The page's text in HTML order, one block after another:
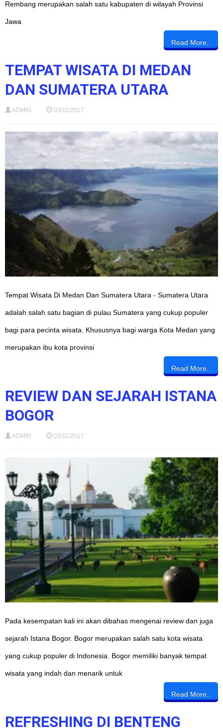
Rembang merupakan salah satu kabupaten di wilayah Provinsi
Jawa
Read More..
TEMPAT WISATA DI MEDAN
DAN SUMATERA UTARA
ADMIN 03/11/2017
Tempat Wisata Di Medan Dan Sumatera Utara - Sumatera Utara
adalah salah satu bagian di pulau Sumatera yang cukup populer
bagi para pecinta wisata. Khususnya bagi warga Kota Medan yang
merupakan ibu kota provinsi
Read More..
REVIEW DAN SEJARAH ISTANA
BOGOR
ADMIN 03/11/2017
Pada kesempatan kali ini akan dibahas mengenai review dan juga
sejarah Istana Bogor. Bogor merupakan salah satu kota wisata
yang cukup populer di Indonesia. Bogor memiliki banyak tempat
wisata yang indah dan menarik untuk
Read More..
REFRESHING DI BENTENG